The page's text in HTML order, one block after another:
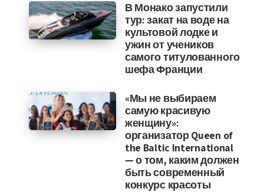
В Монако запустили
тур: закат на воде на
культовой лодке и
ужин от учеников
самого титулованного
шефа Франции
«Мы не выбираем
самую красивую
женщину»:
организатор Queen of
the Baltic International
— о том, каким должен
быть современный
конкурс красоты